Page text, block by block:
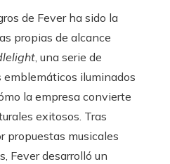
de Fever ha sido la
propias de alcance
, una serie de
iluminados
la empresa convierte
exitosos. Tras
propuestas musicales
Fever desarrolló un